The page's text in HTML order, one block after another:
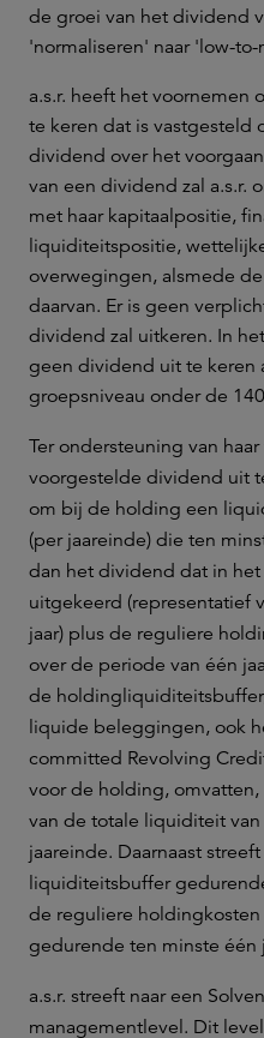
de groei van het dividend
'normaliseren' naar 'low-
a.s.r. heeft het
te keren dat is vastgesteld
dividend over het
van een dividend zal a.s.r.
met haar kapitaalpositie,
liquiditeitspositie,
overwegingen, alsmede
daarvan. Er is geen
dividend zal uitkeren. In
geen dividend uit te keren
groepsniveau onder de
Ter ondersteuning van
voorgestelde dividend uit
om bij de holding een
(per jaareinde) die ten
dan het dividend dat in het
uitgekeerd (representatief
jaar) plus de reguliere
over de periode van één
de
liquide beleggingen, ook
committed Revolving
voor de holding,
van de totale liquiditeit
jaareinde. Daarnaast
liquiditeitsbuffer
de reguliere
gedurende ten minste één
a.s.r. streeft naar een
managementlevel. Dit